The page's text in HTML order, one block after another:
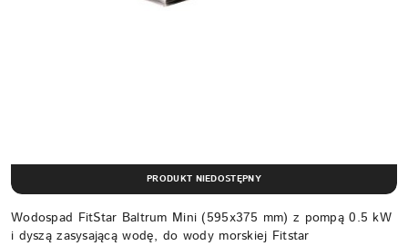
Wodospad FitStar Baltrum Mini (595x375 mm) z pompą 0.5 kW
i dyszą zasysającą wodę, do wody morskiej Fitstar
PRODUKT NIEDOSTĘPNY